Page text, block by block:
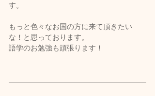
す。
もっと色々なお国の方に来て頂きたい
な！と思っております。
語学のお勉強も頑張ります！